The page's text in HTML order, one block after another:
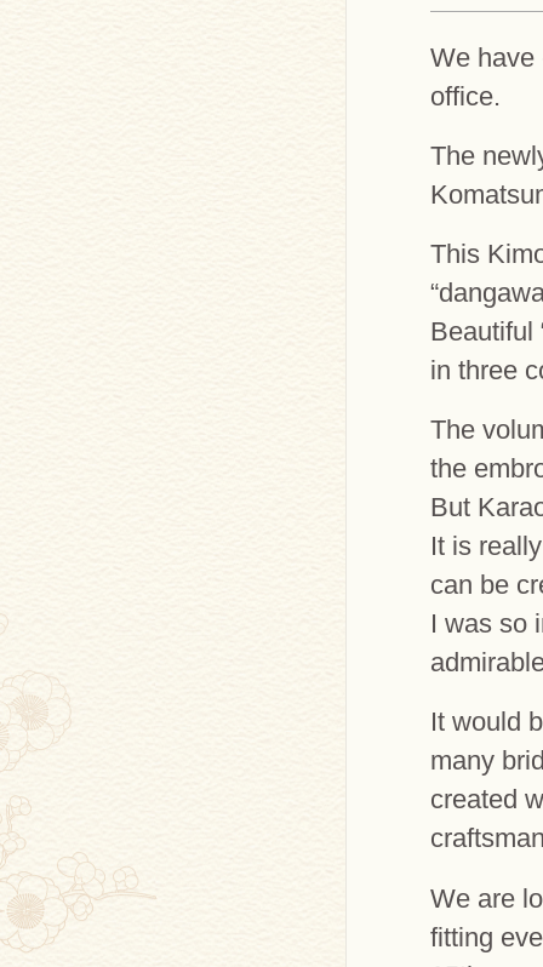
We have
office.
The
This
Beautiful
in three
The
the
But
It is
can be
I was so
It would
many
created
We are
fitting